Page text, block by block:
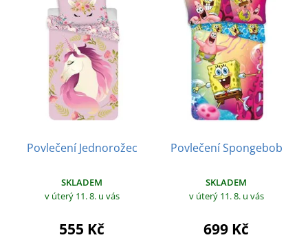
Povlečení Jednorožec
SKLADEM
v úterý 11. 8. u vás
555 Kč
Povlečení Spongebob
SKLADEM
v úterý 11. 8. u vás
699 Kč